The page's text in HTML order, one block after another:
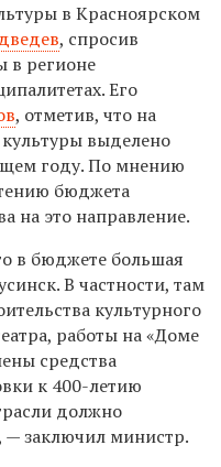
в Красноярском
, спросив
в регионе
Его
, отметив, что на
выделено
году. По мнению
бюджета
на это направление.
в бюджете большая
В частности, там
культурного
работы на «Доме
средства
к 400-летию
должно
— заключил министр.